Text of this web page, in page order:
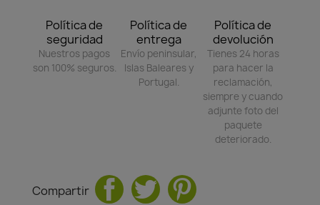
Política de
seguridad
Nuestros pagos
son 100% seguros.
Política de
entrega
Envío peninsular,
Islas Baleares y
Portugal.
Política de
devolución
Tienes 24 horas
para hacer la
reclamación,
siempre y cuando
adjunte foto del
paquete
deteriorado.
Compartir